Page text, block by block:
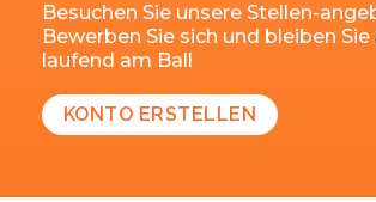
Besuchen Sie unsere Stellen-
Bewerben Sie sich und bleiben
laufend am Ball
KONTO ERSTELLEN